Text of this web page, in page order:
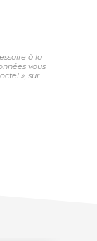
à la
vous
», sur